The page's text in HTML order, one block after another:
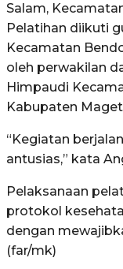
Salam,
Pelatihan diikuti
Kecamatan
oleh perwakilan
Himpaudi
Kabupaten
“Kegiatan
antusias,” kata
Pelaksanaan
protokol
dengan
(far/mk)